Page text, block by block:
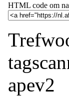
HTML code om
apev2